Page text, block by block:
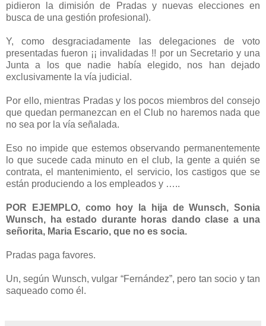
pidieron la dimisión de Pradas y nuevas elecciones en
busca de una gestión profesional).
Y, como desgraciadamente las delegaciones de voto
presentadas fueron ¡¡ invalidadas !! por un Secretario y una
Junta a los que nadie había elegido, nos han dejado
exclusivamente la vía judicial.
Por ello, mientras Pradas y los pocos miembros del consejo
que quedan permanezcan en el Club no haremos nada que
no sea por la vía señalada.
Eso no impide que estemos observando permanentemente
lo que sucede cada minuto en el club, la gente a quién se
contrata, el mantenimiento, el servicio, los castigos que se
están produciendo a los empleados y …..
POR EJEMPLO, como hoy la hija de Wunsch, Sonia
Wunsch, ha estado durante horas dando clase a una
señorita, Maria Escario, que no es socia.
Pradas paga favores.
Un, según Wunsch, vulgar “Fernández”, pero tan socio y tan
saqueado como él.